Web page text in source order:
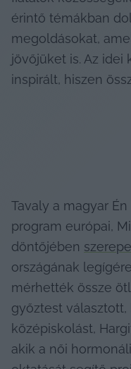
érintő témákban
megoldásokat,
jövőjüket is. Az idei
inspirált, hiszen
Tavaly a magyar
program európai,
döntőjében
országának
mérhették össze
győztest
középiskolást,
akik a női